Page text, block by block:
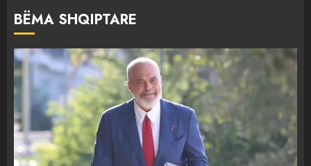
BËMA SHQIPTARE